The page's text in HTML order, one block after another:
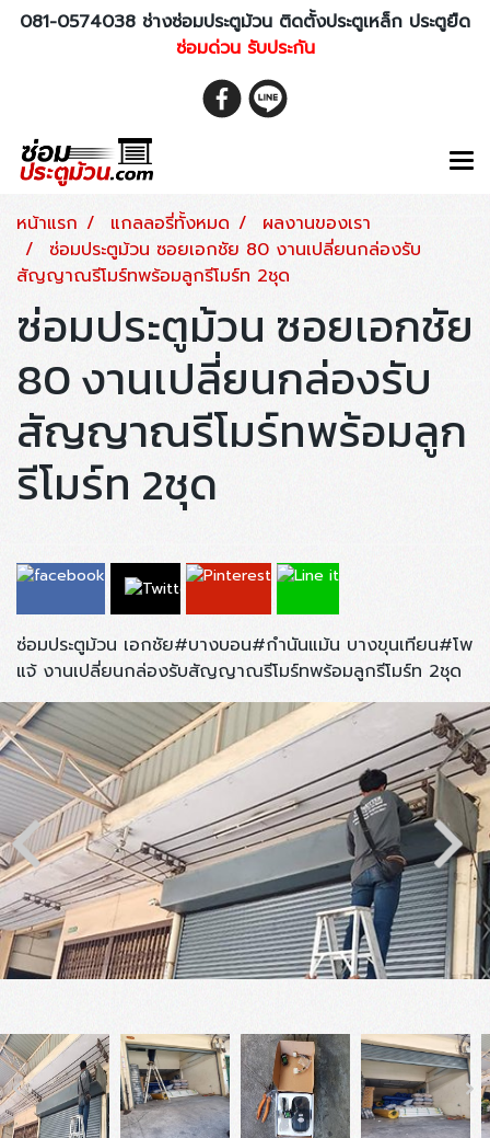
081-0574038 ช่างซ่อมประตูม้วน ติดตั้งประตูเหล็ก ประตูยืด
ซ่อมด่วน รับประกัน
หน้าแรก แกลลอรี่ทั้งหมด
ผลงานของเรา
ซ่อมประตูม้วน ซอยเอกชัย 80 งานเปลี่ยนกล่องรับ
สัญญาณรีโมร์ทพร้อมลูกรีโมร์ท 2ชุด
ซ่อมประตูม้วน ซอยเอกชัย
80 งานเปลี่ยนกล่องรับ
สัญญาณรีโมร์ทพร้อมลูก
รีโมร์ท 2ชุด
ซ่อมประตูม้วน เอกชัย#บางบอน#กำนันแม้น บางขุนเทียน#โพ
แจ้ งานเปลี่ยนกล่องรับสัญญาณรีโมร์ทพร้อมลูกรีโมร์ท 2ชุด